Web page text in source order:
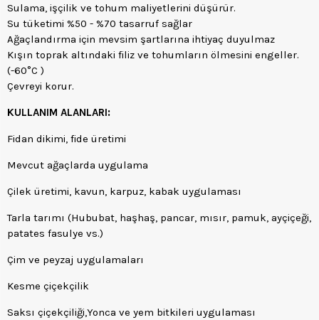
Sulama, işçilik ve tohum maliyetlerini düşürür.
Su tüketimi %50 - %70 tasarruf sağlar
Ağaçlandırma için mevsim şartlarına ihtiyaç duyulmaz
Kışın toprak altındaki filiz ve tohumların ölmesini engeller.
(-60°C )
Çevreyi korur.
KULLANIM ALANLARI:
Fidan dikimi, fide üretimi
Mevcut ağaçlarda uygulama
Çilek üretimi, kavun, karpuz, kabak uygulaması
Tarla tarımı (Hububat, haşhaş, pancar, mısır, pamuk, ayçiçeği,
patates fasulye vs.)
Çim ve peyzaj uygulamaları
Kesme çiçekçilik
Saksı çiçekçiliği,Yonca ve yem bitkileri uygulaması